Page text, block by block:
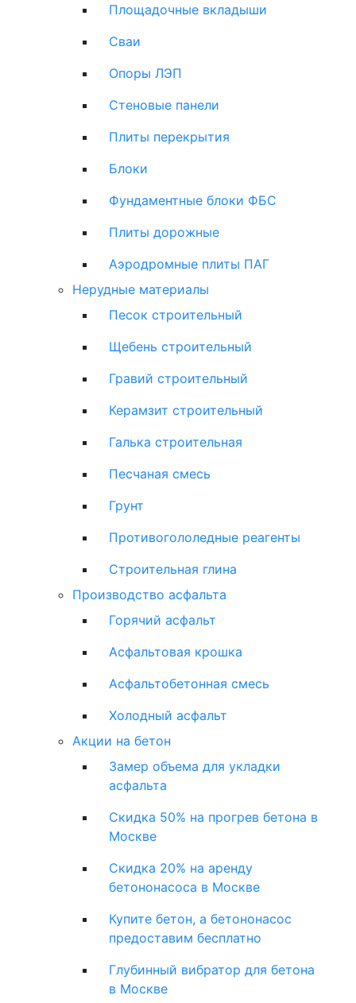
Площадочные вкладыши
Сваи
Опоры ЛЭП
Стеновые панели
Плиты перекрытия
Блоки
Фундаментные блоки ФБС
Плиты дорожные
Аэродромные плиты ПАГ
Нерудные материалы
Песок строительный
Щебень строительный
Гравий строительный
Керамзит строительный
Галька строительная
Песчаная смесь
Грунт
Противогололедные реагенты
Строительная глина
Производство асфальта
Горячий асфальт
Асфальтовая крошка
Асфальтобетонная смесь
Холодный асфальт
Акции на бетон
Замер объема для укладки
асфальта
Скидка 50% на прогрев бетона в
Москве
Скидка 20% на аренду
бетононасоса в Москве
Купите бетон, а бетононасос
предоставим бесплатно
Глубинный вибратор для бетона
в Москве